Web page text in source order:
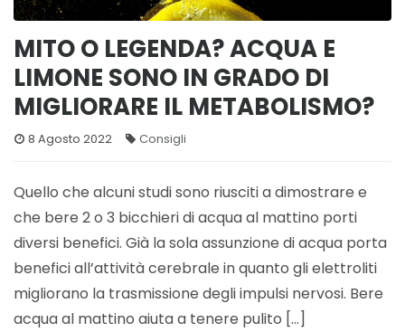
MITO O LEGENDA? ACQUA E
LIMONE SONO IN GRADO DI
MIGLIORARE IL METABOLISMO?
8 Agosto 2022 Consigli
Quello che alcuni studi sono riusciti a dimostrare e
che bere 2 o 3 bicchieri di acqua al mattino porti
diversi benefici. Già la sola assunzione di acqua porta
benefici all’attività cerebrale in quanto gli elettroliti
migliorano la trasmissione degli impulsi nervosi. Bere
acqua al mattino aiuta a tenere pulito […]